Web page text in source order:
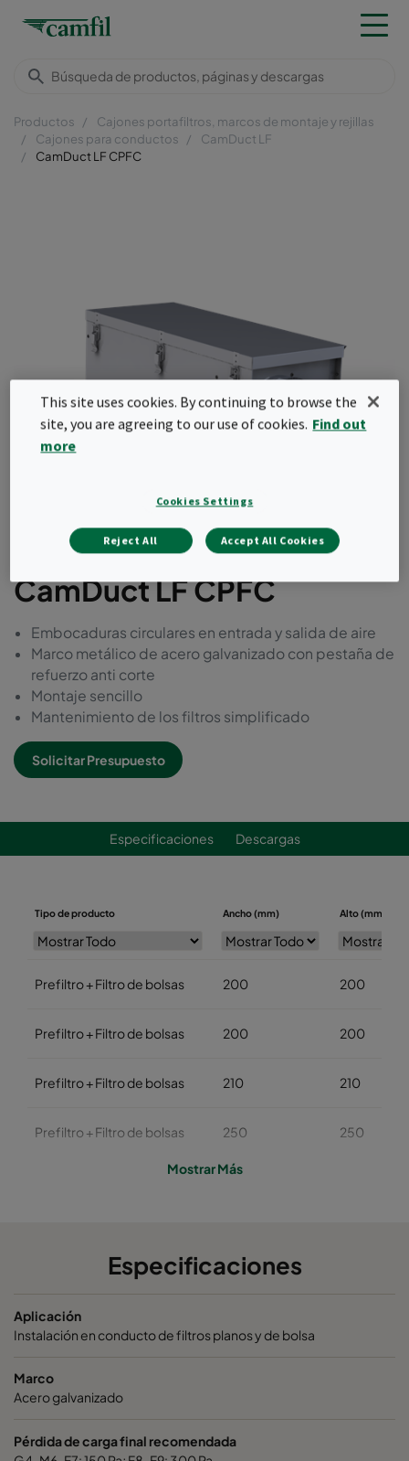
Productos
Cajones portafiltros, marcos de montaje y rejillas
Cajones para conductos
CamDuct LF
CamDuct LF CPFC
CamDuct LF CPFC
Embocaduras circulares en entrada y salida de aire
Marco metálico de acero galvanizado con pestaña de
refuerzo anti corte
Montaje sencillo
Mantenimiento de los filtros simplificado
Solicitar Presupuesto
Especificaciones Descargas
Tipo de producto Ancho (mm) Alto (mm)
Prefiltro + Filtro de bolsas 200 200
Prefiltro + Filtro de bolsas 200 200
Prefiltro + Filtro de bolsas 210 210
Prefiltro + Filtro de bolsas 250 250
Prefiltro + Filtro de bolsas 450
Prefiltro + Filtro de bolsas 450
Mostrar Más
Especificaciones
Aplicación
Instalación en conducto de filtros planos y de bolsa
Marco
Acero galvanizado
Pérdida de carga final recomendada
This site uses cookies. By continuing to browse the
site, you are agreeing to our use of cookies. Find out
more
Cookies Settings
Reject All Accept All Cookies